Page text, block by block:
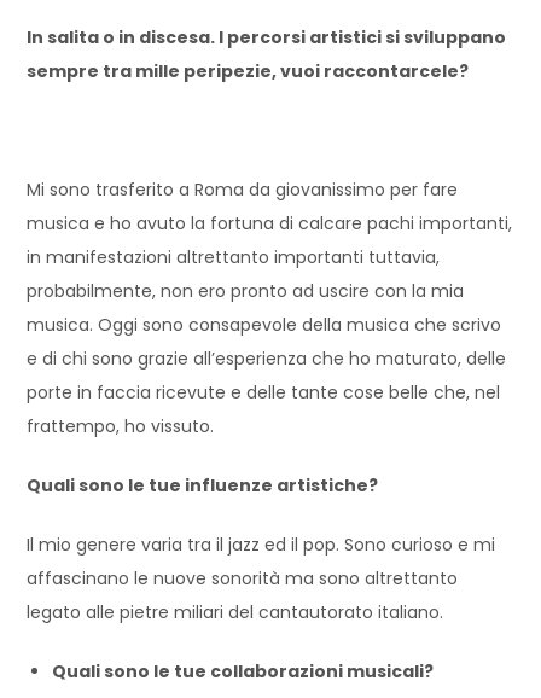
In salita o in discesa. I percorsi artistici si sviluppano
sempre tra mille peripezie, vuoi raccontarcele?
Mi sono trasferito a Roma da giovanissimo per fare
musica e ho avuto la fortuna di calcare pachi importanti,
in manifestazioni altrettanto importanti tuttavia,
probabilmente, non ero pronto ad uscire con la mia
musica. Oggi sono consapevole della musica che scrivo
e di chi sono grazie all’esperienza che ho maturato, delle
porte in faccia ricevute e delle tante cose belle che, nel
frattempo, ho vissuto.
Quali sono le tue influenze artistiche?
Il mio genere varia tra il jazz ed il pop. Sono curioso e mi
affascinano le nuove sonorità ma sono altrettanto
legato alle pietre miliari del cantautorato italiano.
Quali sono le tue collaborazioni musicali?